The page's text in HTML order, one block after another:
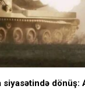
siyasətində dönüş: